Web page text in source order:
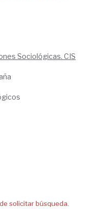
Sociológicas. CIS
solicitar búsqueda.